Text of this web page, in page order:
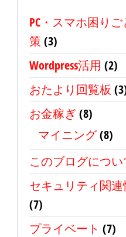
PC・スマホ困り
策 (3)
Wordpress活用 (2)
おたより回覧板
お金稼ぎ (8)
マイニング(8)
このブログについ
セキュリティ関連
(7)
プライベート (7)